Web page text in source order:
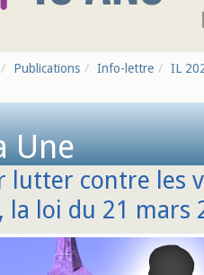
Publications Info-lettre IL
Une
lutter contre les
la loi du 21